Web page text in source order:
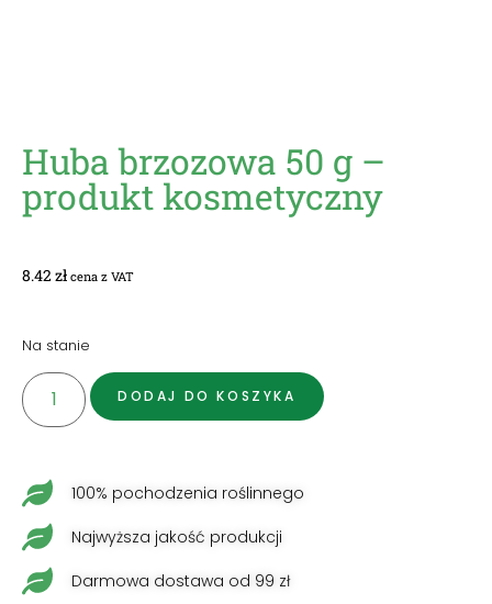
Huba brzozowa 50 g –
produkt kosmetyczny
8.42zł cena z VAT
Na stanie
DODAJ DO KOSZYKA
100% pochodzenia roślinnego
Najwyższa jakość produkcji
Darmowa dostawa od 99 zł